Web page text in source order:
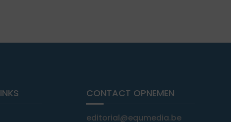
CONTACT OPNEMEN
editorial@equmedia.be